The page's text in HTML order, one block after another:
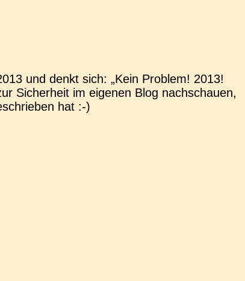
und denkt sich: „Kein Pro­blem! 2013!
Sicher­heit im eige­nen Blog nach­schau­en,
hat :-)